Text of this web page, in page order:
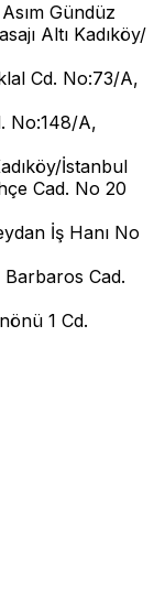
Gündüz
Altı Kadıköy/
Cd. No:73/A,
No:148/A,
İstanbul
Cad. No 20
İş Hanı No
Cad.
1 Cd.